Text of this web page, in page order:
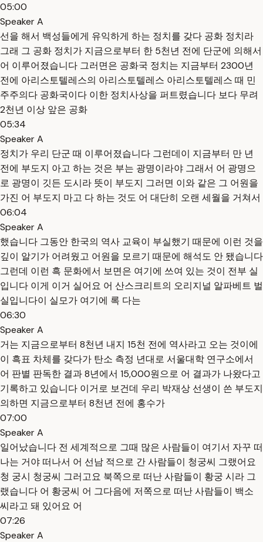
05:00
Speaker A
선을 해서 백성들에게 유익하게 하는 정치를 갖다 공화 정치라
그래 그 공화 정치가 지금으로부터 한 5천년 전에 단군에 의해서
어 이루어졌습니다 그러면은 공화국 정치는 지금부터 2300년
전에 아리스토텔레스의 아리스토텔레스 아리스토텔레스 때 민
주주의다 공화국이다 이한 정치사상을 퍼트렸습니다 보다 무려
2천년 이상 앞은 공화
05:34
Speaker A
정치가 우리 단군 때 이루어졌습니다 그런데이 지금부터 만 년
전에 부도지 아고 하는 것은 부는 광명이라야 그래서 어 광명으
로 광명이 깃든 도시라 뜻이 부도지 그러면 이와 같은 그 어원을
가진 어 부도지 마고 다 하는 것도 어 대단히 오랜 세월을 거쳐서
06:04
Speaker A
했습니다 그동안 한국의 역사 교육이 부실했기 때문에 이런 것을
깊이 알기가 어려웠고 어원을 모르기 때문에 해석도 안 됐습니다
그런데 이런 흑 문화에서 보면은 여기에 쓰여 있는 것이 전부 실
입니다 이게 이거 실어요 어 산스크리트의 오리지널 알파베트 벌
실입니다이 실모가 여기에 록 다는
06:30
Speaker A
거는 지금으로부터 8천년 내지 15천 전에 역사라고 오는 것이에
이 흑표 차체를 갖다가 탄소 측정 년대로 서울대학 연구소에서
어 판별 판독한 결과 8년에서 15,000원으로 어 결과가 나왔다고
기록하고 있습니다 이거로 보건데 우리 박재상 선생이 쓴 부도지
의하면 지금으로부터 8천년 전에 홍수가
07:00
Speaker A
일어났습니다 전 세계적으로 그때 많은 사람들이 여기서 자꾸 떠
나는 거야 떠나서 어 선남 적으로 간 사람들이 청궁씨 그랬어요
청 궁시 청궁씨 그러고요 북쪽으로 떠난 사람들이 황궁 시라 그
랬습니다 어 황궁씨 어 그다음에 저쪽으로 떠난 사람들이 백소
씨라고 돼 있어요 어
07:26
Speaker A